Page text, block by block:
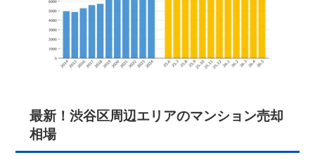
最新！渋谷区周辺エリアのマンション売却
相場